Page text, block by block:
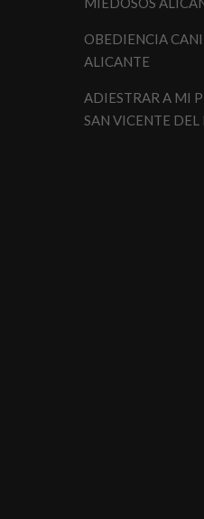
OBEDIENCIA
ALICANTE
ADIESTRAR A MI
SAN VICENTE DEL